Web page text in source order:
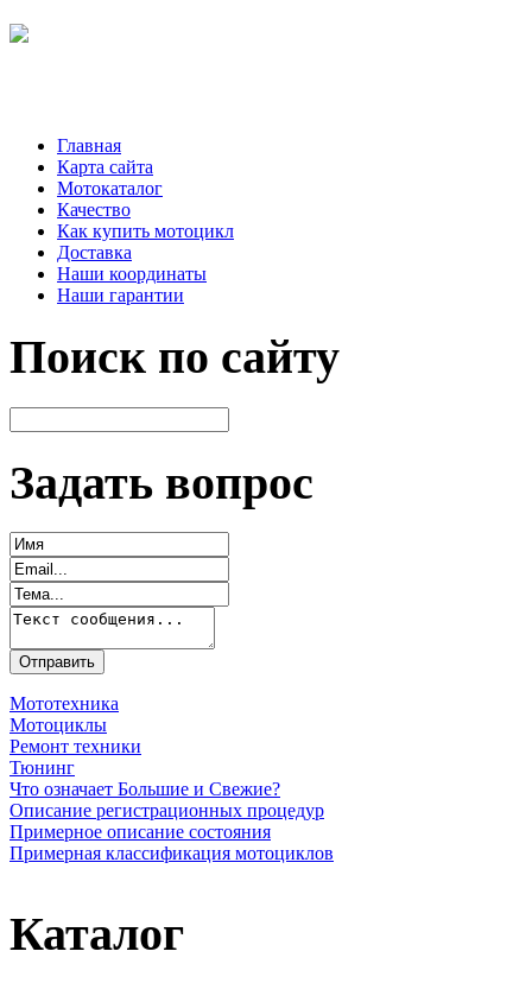
Главная
Карта сайта
Мотокаталог
Качество
Как купить мотоцикл
Доставка
Наши координаты
Наши гарантии
Поиск по сайту
Задать вопрос
Мототехника
Мотоциклы
Ремонт техники
Тюнинг
Что означает Большие и Свежие?
Описание регистрационных процедур
Примерное описание состояния
Примерная классификация мотоциклов
Каталог